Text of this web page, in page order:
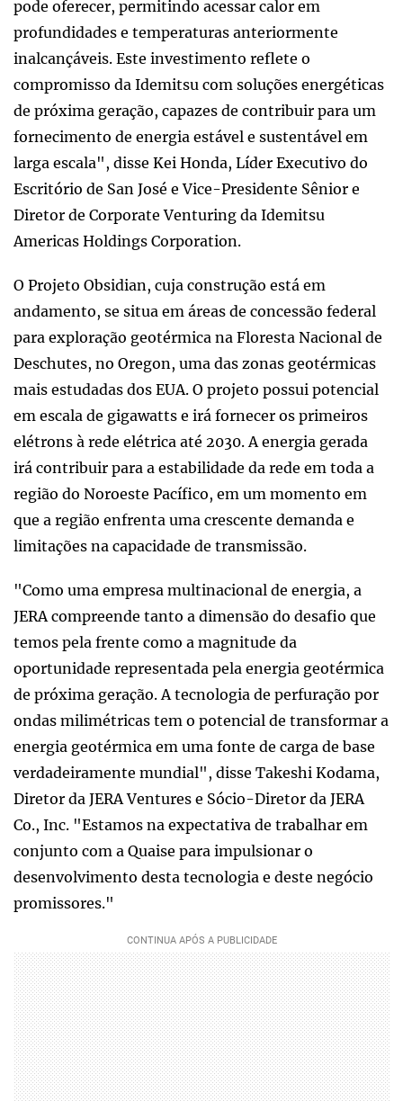
pode oferecer, permitindo acessar calor em
profundidades e temperaturas anteriormente
inalcançáveis. Este investimento reflete o
compromisso da Idemitsu com soluções energéticas
de próxima geração, capazes de contribuir para um
fornecimento de energia estável e sustentável em
larga escala", disse Kei Honda, Líder Executivo do
Escritório de San José e Vice-Presidente Sênior e
Diretor de Corporate Venturing da Idemitsu
Americas Holdings Corporation.
O Projeto Obsidian, cuja construção está em
andamento, se situa em áreas de concessão federal
para exploração geotérmica na Floresta Nacional de
Deschutes, no Oregon, uma das zonas geotérmicas
mais estudadas dos EUA. O projeto possui potencial
em escala de gigawatts e irá fornecer os primeiros
elétrons à rede elétrica até 2030. A energia gerada
irá contribuir para a estabilidade da rede em toda a
região do Noroeste Pacífico, em um momento em
que a região enfrenta uma crescente demanda e
limitações na capacidade de transmissão.
"Como uma empresa multinacional de energia, a
JERA compreende tanto a dimensão do desafio que
temos pela frente como a magnitude da
oportunidade representada pela energia geotérmica
de próxima geração. A tecnologia de perfuração por
ondas milimétricas tem o potencial de transformar a
energia geotérmica em uma fonte de carga de base
verdadeiramente mundial", disse Takeshi Kodama,
Diretor da JERA Ventures e Sócio-Diretor da JERA
Co., Inc. "Estamos na expectativa de trabalhar em
conjunto com a Quaise para impulsionar o
desenvolvimento desta tecnologia e deste negócio
promissores."